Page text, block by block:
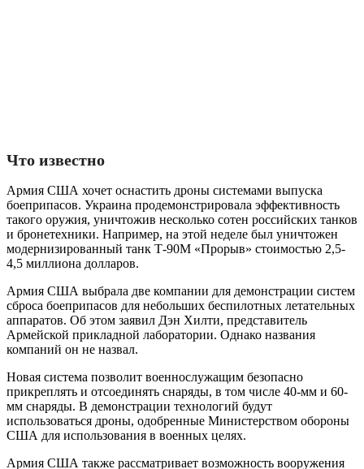
Что известно
Армия США хочет оснастить дроны системами выпуска
боеприпасов. Украина продемонстрировала эффективность
такого оружия, уничтожив несколько сотен российских танков
и бронетехники. Например, на этой неделе был уничтожен
модернизированный танк Т-90М «Прорыв» стоимостью 2,5-
4,5 миллиона долларов.
Армия США выбрала две компании для демонстрации систем
сброса боеприпасов для небольших беспилотных летательных
аппаратов. Об этом заявил Дэн Хилти, представитель
Армейской прикладной лаборатории. Однако названия
компаний он не назвал.
Новая система позволит военнослужащим безопасно
прикреплять и отсоединять снаряды, в том числе 40-мм и 60-
мм снаряды. В демонстрации технологий будут
использоваться дроны, одобренные Министерством обороны
США для использования в военных целях.
Армия США также рассматривает возможность вооружения